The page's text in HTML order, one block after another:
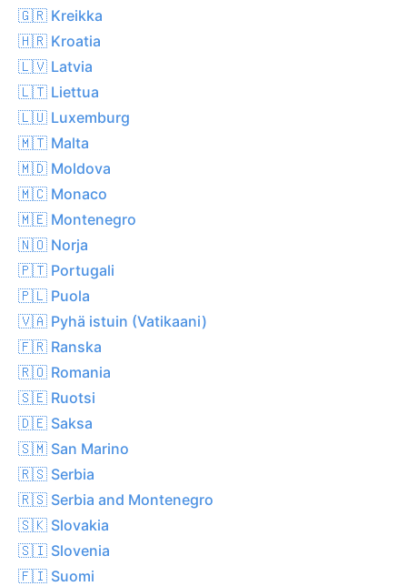
🇬🇷 Kreikka
🇭🇷 Kroatia
🇱🇻 Latvia
🇱🇹 Liettua
🇱🇺 Luxemburg
🇲🇹 Malta
🇲🇩 Moldova
🇲🇨 Monaco
🇲🇪 Montenegro
🇳🇴 Norja
🇵🇹 Portugali
🇵🇱 Puola
🇻🇦 Pyhä istuin (Vatikaani)
🇫🇷 Ranska
🇷🇴 Romania
🇸🇪 Ruotsi
🇩🇪 Saksa
🇸🇲 San Marino
🇷🇸 Serbia
🇷🇸 Serbia and Montenegro
🇸🇰 Slovakia
🇸🇮 Slovenia
🇫🇮 Suomi